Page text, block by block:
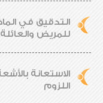
التدقيق في
للمريض والعائلة
الاستعانة
اللزوم